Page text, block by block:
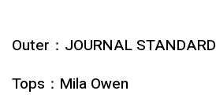
Outer：JOURNAL STANDARD
Tops：Mila Owen